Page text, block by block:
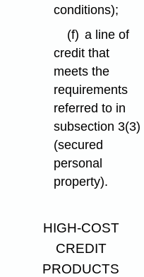
conditions);
(f) a line of
credit that
meets the
requirements
referred to in
subsection 3(3)
(secured
personal
property).
HIGH-COST
CREDIT
PRODUCTS